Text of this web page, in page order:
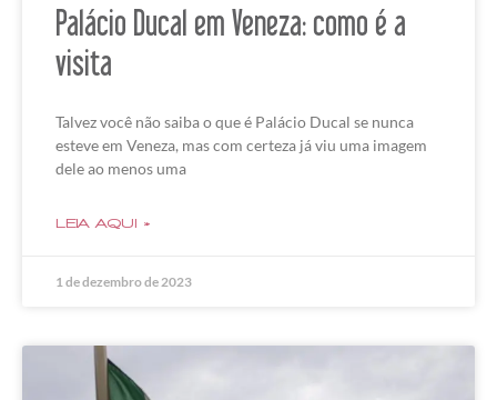
Palácio Ducal em Veneza: como é a
visita
Talvez você não saiba o que é Palácio Ducal se nunca
esteve em Veneza, mas com certeza já viu uma imagem
dele ao menos uma
LEIA AQUI »
1 de dezembro de 2023